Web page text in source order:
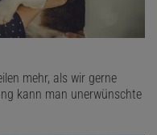
mehr, als wir gerne
kann man unerwünschte